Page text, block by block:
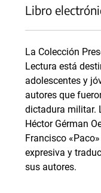
Libro
La Colección
Lectura está
adolescentes y
autores que
dictadura militar.
Héctor Gérman
Francisco
expresiva y
sus autores.